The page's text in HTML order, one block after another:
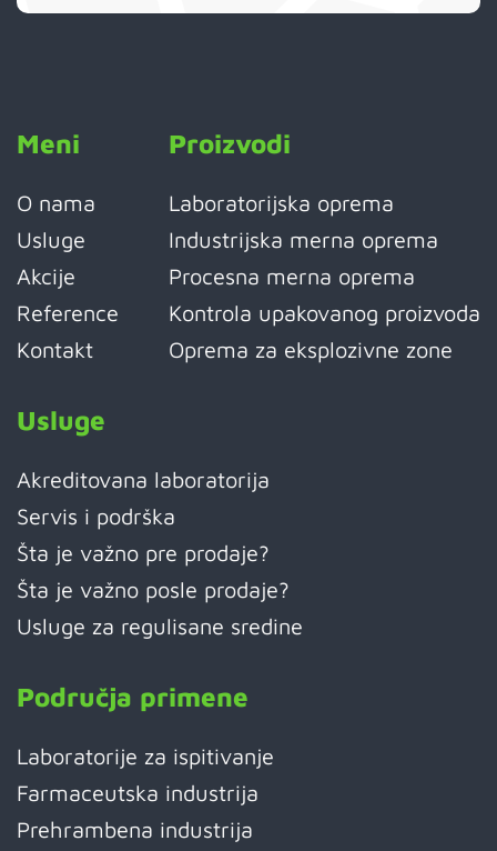
Meni
O nama
Usluge
Akcije
Reference
Kontakt
Proizvodi
Laboratorijska oprema
Industrijska merna oprema
Procesna merna oprema
Kontrola upakovanog proizvoda
Oprema za eksplozivne zone
Usluge
Akreditovana laboratorija
Servis i podrška
Šta je važno pre prodaje?
Šta je važno posle prodaje?
Usluge za regulisane sredine
Područja primene
Laboratorije za ispitivanje
Farmaceutska industrija
Prehrambena industrija